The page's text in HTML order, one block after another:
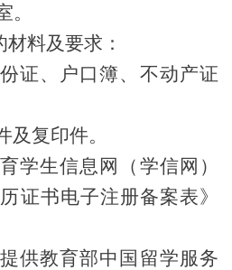
。
材料及要求 ：
证、户口簿、 不动产证
及复印件。
学生信息网（学信网）
证书电子注册备案表》
供教育部中国留学服务